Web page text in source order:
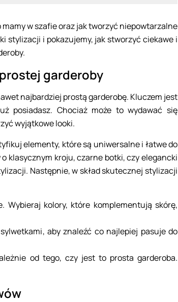
w szafie oraz jak tworzyć niepowtarzalne
stylizacji i pokazujemy, jak stworzyć ciekawe i
garderoby
najbardziej prostą garderobę. Kluczem jest
posiadasz. Chociaż może to wydawać się
wyjątkowe looki.
elementy, które są uniwersalne i łatwe do
klasycznym kroju, czarne botki, czy elegancki
Następnie, w skład skutecznej stylizacji
Wybieraj kolory, które komplementują skórę,
aby znaleźć co najlepiej pasuje do
od tego, czy jest to prosta garderoba.